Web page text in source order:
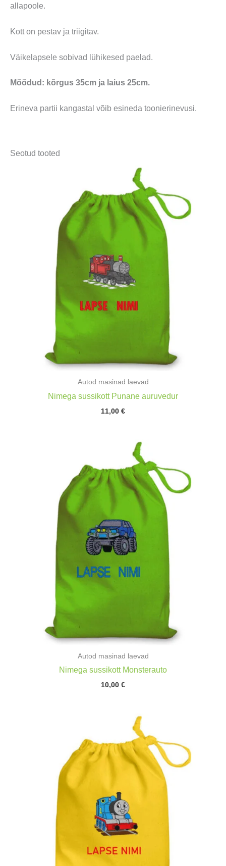
allapoole.
Kott on pestav ja triigitav.
Väikelapsele sobivad lühikesed paelad.
Mõõdud: kõrgus 35cm ja laius 25cm.
Erineva partii kangastal võib esineda toonierinevusi.
Seotud tooted
Autod masinad laevad
Nimega sussikott Punane auruvedur
11,00 €
Autod masinad laevad
Nimega sussikott Monsterauto
10,00 €